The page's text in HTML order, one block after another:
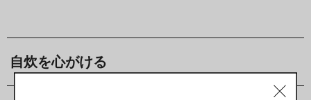
自炊を心がける